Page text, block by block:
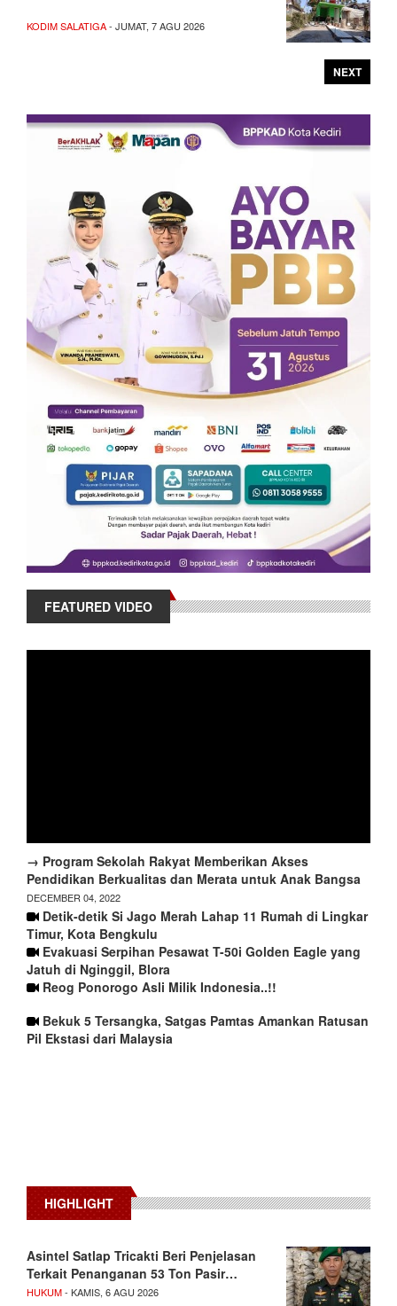
KODIM SALATIGA- JUMAT, 7 AGU 2026
NEXT
FEATURED VIDEO
→ Program Sekolah Rakyat Memberikan Akses
Pendidikan Berkualitas dan Merata untuk Anak Bangsa
DECEMBER 04, 2022
Detik-detik Si Jago Merah Lahap 11 Rumah di Lingkar
Timur, Kota Bengkulu
Evakuasi Serpihan Pesawat T-50i Golden Eagle yang
Jatuh di Nginggil, Blora
Reog Ponorogo Asli Milik Indonesia..!!
Bekuk 5 Tersangka, Satgas Pamtas Amankan Ratusan
Pil Ekstasi dari Malaysia
HIGHLIGHT
Asintel Satlap Tricakti Beri Penjelasan
Terkait Penanganan 53 Ton Pasir…
HUKUM- KAMIS, 6 AGU 2026